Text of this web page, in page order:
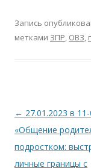
Запись
метками ЗПР, ОВЗ,
Навигация
по
записям
← 27.01.2023 в
«Общение
подростком:
личные границы с